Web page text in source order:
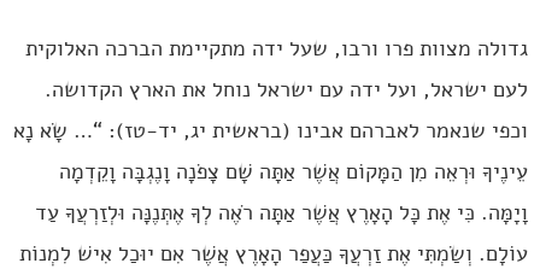
גדולה מצוות פרו ורבו, שעל ידה מתקיימת הברכה האלוקית
לעם ישראל, ועל ידה עם ישראל נוחל את הארץ הקדושה.
וכפי שנאמר לאברהם אבינו (בראשית יג, יד-טז): “… שָׂא נָא
עֵינֶיךָ וּרְאֵה מִן הַמָּקוֹם אֲשֶׁר אַתָּה שָׁם צָפֹנָה וָנֶגְבָּה וָקֵדְמָה
וָיָמָּה. כִּי אֶת כָּל הָאָרֶץ אֲשֶׁר אַתָּה רֹאֶה לְךָ אֶתְּנֶנָּה וּלְזַרְעֲךָ עַד
עוֹלָם. וְשַׂמְתִּי אֶת זַרְעֲךָ כַּעֲפַר הָאָרֶץ אֲשֶׁר אִם יוּכַל אִישׁ לִמְנוֹת